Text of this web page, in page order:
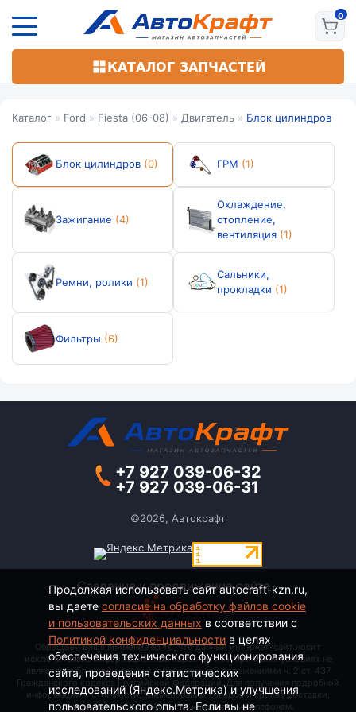
основному
КАТАЛОГ ЗАПЧАСТЕЙ
Каталог » Ford » Fiesta (06-08) » Двигатель » Блок цилиндров
Блок цилиндров (0) ГРМ (1)
Зажигание (4)
Охлаждение,
отопление,
вентиляция (1)
Ремни, ролики (1)
Сальники,
прокладки (1)
Фильтры (6)
+7 927 039-06-32
+7 927 039-06-31
©2026, Автокрафт
Создание и продвижение сайта -
Обращаем Ваше внимание на то, что данный интернет-сайт носит
исключительно информационный характер и ни при каких условиях не
является публичной офертой, определяемой положениями ч. 2 ст. 437
Гражданского кодекса Российской Федерации. Для получения подробной
информации о стоимости, наименовании товаров и сроках доставки,
пожалуйста, обращайтесь по контактным телефонам.
Продолжая использовать сайт autocraft-kzn.ru,
вы даете согласие на обработку файлов cookie
и пользовательских данных в соответствии с
Политикой конфиденциальностив целях
обеспечения технического функционирования
сайта, проведения статистических
исследований (Яндекс.Метрика) и улучшения
пользовательского опыта. Если вы не